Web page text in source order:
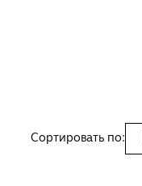
Сортировать по: